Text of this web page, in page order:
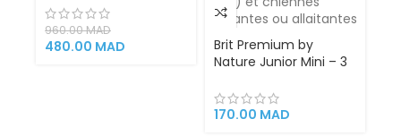
Spécialement
Formulées pour
Golden Retriever
960.00MAD
480.00 MAD
Brit Premium by
Nature Junior Mini – 3
chiots de petites
races (1 à 12 mois) et
170.00 MAD